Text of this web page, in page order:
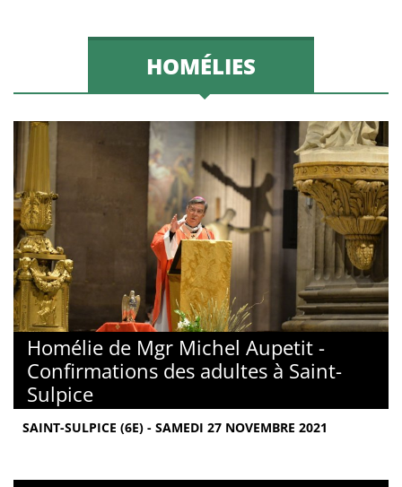
HOMÉLIES
Homélie de Mgr Michel Aupetit -
Confirmations des adultes à Saint-
Sulpice
SAINT-SULPICE (6E) - SAMEDI 27 NOVEMBRE 2021